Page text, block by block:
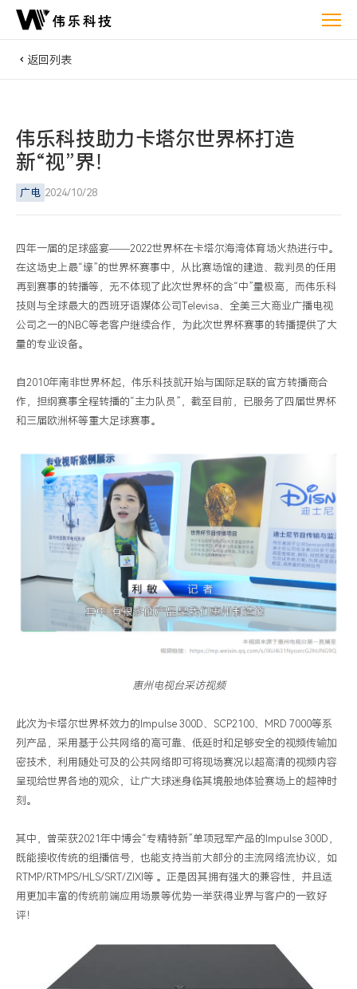
新“视”界！
返回列表
伟乐科技助力卡塔尔世界杯打造
新“视”界！
广电 2024/10/28
四年一届的足球盛宴——2022世界杯在卡塔尔海湾体育场火热进行中。
在这场史上最“壕”的世界杯赛事中，从比赛场馆的建造、裁判员的任用
再到赛事的转播等，无不体现了此次世界杯的含“中”量极高，而伟乐科
技则与全球最大的西班牙语媒体公司Televisa、全美三大商业广播电视
公司之一的 NBC等老客户继续合作，为此次世界杯赛事的转播提供了大
量的专业设备。
自 2010年南非世界杯起，伟乐科技就开始与国际足联的官方转播商合
作，担纲赛事全程转播的“主力队员”，截至目前，已服务了四届世界杯
和三届欧洲杯等重大足球赛事。
惠州电视台采访视频
此次为卡塔尔世界杯效力的 Impulse 300D、 SCP2100、 MRD 7000等系
列产品，采用基于公共网络的高可靠、低延时和足够安全的视频传输加
密技术，利用随处可及的公共网络即可将现场赛况以超高清的视频内容
呈现给世界各地的观众，让广大球迷身临其境般地体验赛场上的超神时
刻。
其中，曾荣获2021 年中博会“专精特新”单项冠军产品的 Impulse 300D
既能接收传统的组播信号，也能支持当前大部分的主流网络流协议，如
RTMP/RTMPS/HLS/SRT/ZIXI 等 。正是因其拥有强大的兼容性，并且适
用更加丰富的传统前端应用场景等优势一举获得业界与客户的一致好
评！